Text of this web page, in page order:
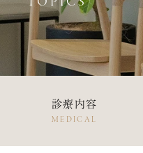
診療内容
MEDICAL